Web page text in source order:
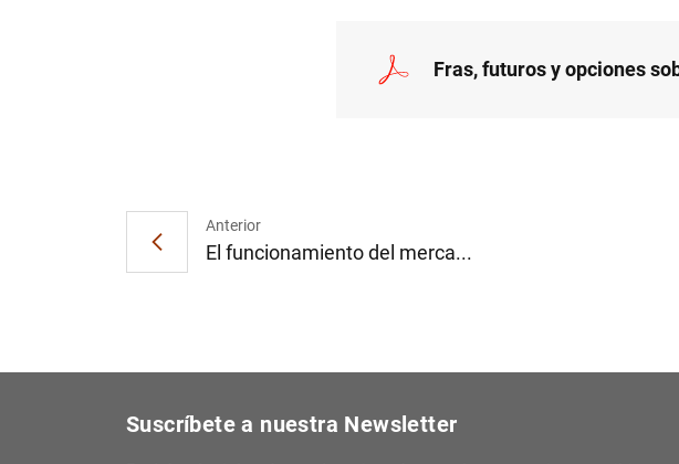
Fras, futuros y opciones
Anterior
El funcionamiento del merca...
Suscríbete a nuestra Newsletter